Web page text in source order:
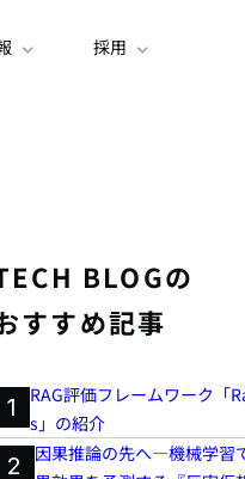
採用
BLOGの
すすめ記事
1
RAG評価フレームワーク「
s」の紹介
2
因果推論の先へ―機械学習